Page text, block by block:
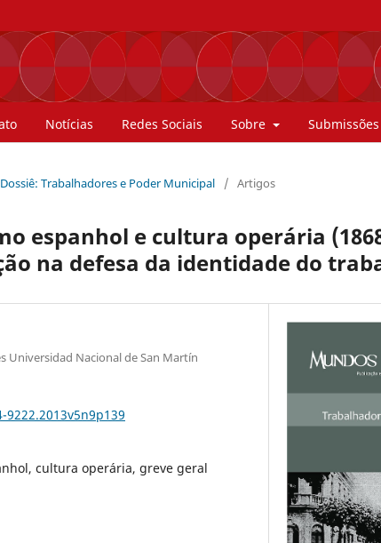
Notícias Redes Sociais Sobre Submissões
Trabalhadores e Poder Municipal / Artigos
espanhol e cultura operária
na defesa da identidade do
Universidad Nacional de San Martín
cultura operária, greve geral